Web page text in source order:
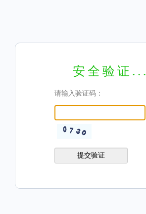
安全验证...
请输入验证码：